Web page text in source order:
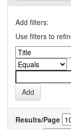
Add filters:
Use filters to
Results/Page